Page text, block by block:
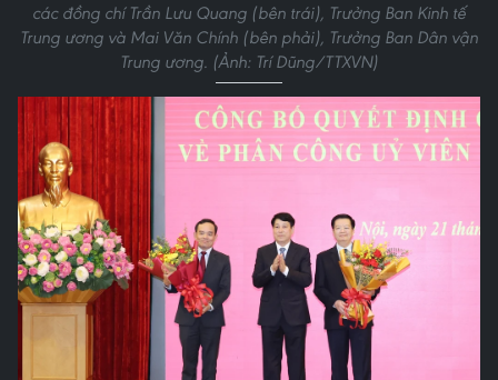
các đồng chí Trần Lưu Quang (bên trái), Trưởng Ban Kinh tế
Trung ương và Mai Văn Chính (bên phải), Trưởng Ban Dân vận
Trung ương. (Ảnh: Trí Dũng/TTXVN)